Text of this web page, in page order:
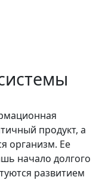
продукт, а
организм. Ее
начало долгого
развитием